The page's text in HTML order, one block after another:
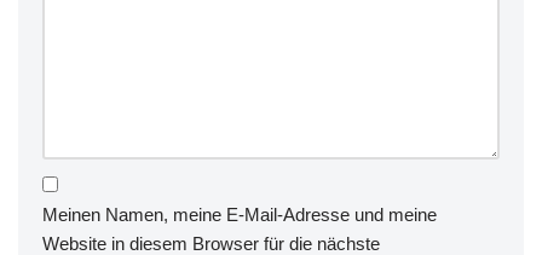
Meinen Namen, meine E-Mail-Adresse und meine
Website in diesem Browser für die nächste